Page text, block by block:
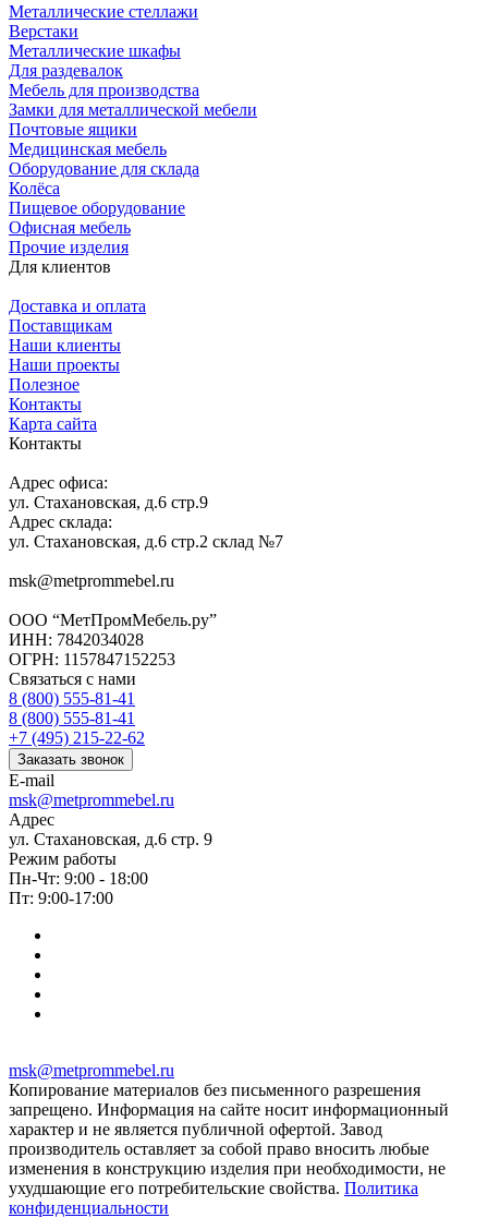
Металлические стеллажи
Верстаки
Металлические шкафы
Для раздевалок
Мебель для производства
Замки для металлической мебели
Почтовые ящики
Медицинская мебель
Оборудование для склада
Колёса
Пищевое оборудование
Офисная мебель
Прочие изделия
Для клиентов
Доставка и оплата
Поставщикам
Наши клиенты
Наши проекты
Полезное
Контакты
Карта сайта
Контакты
Адрес офиса:
ул. Стахановская, д.6 стр.9
Адрес склада:
ул. Стахановская, д.6 стр.2 склад №7
msk@metprommebel.ru
ООО “МетПромМебель.ру”
ИНН: 7842034028
ОГРН: 1157847152253
Связаться с нами
8 (800) 555-81-41
8 (800) 555-81-41
+7 (495) 215-22-62
Заказать звонок
E-mail
msk@metprommebel.ru
Адрес
ул. Стахановская, д.6 стр. 9
Режим работы
Пн-Чт: 9:00 - 18:00
Пт: 9:00-17:00
msk@metprommebel.ru
Копирование материалов без письменного разрешения
запрещено. Информация на сайте носит информационный
характер и не является публичной офертой. Завод
производитель оставляет за собой право вносить любые
изменения в конструкцию изделия при необходимости, не
ухудшающие его потребительские свойства. Политика
конфиденциальности